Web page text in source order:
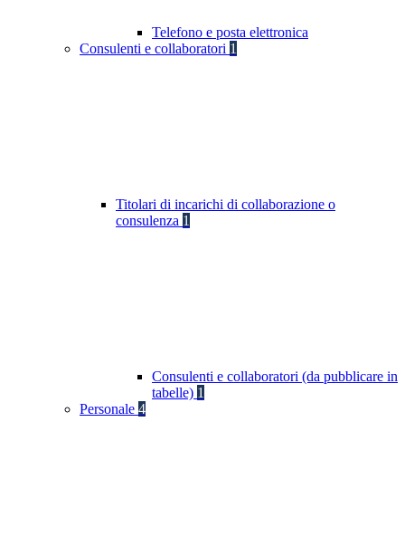
Telefono e posta elettronica
Consulenti e collaboratori 1
Titolari di incarichi di collaborazione o
consulenza 1
Consulenti e collaboratori (da pubblicare in
tabelle) 1
Personale 4